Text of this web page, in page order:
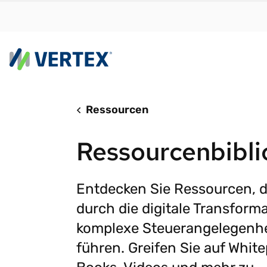
mit
Skalierbarkeit
Vertex Cloud
Steuer-
e-Invoicing
SONDERBERICHT
Mit den
Ressourcen
Entdecken Sie Ressourcen,
durch die digitale
komplexe
führen. Greifen Sie auf